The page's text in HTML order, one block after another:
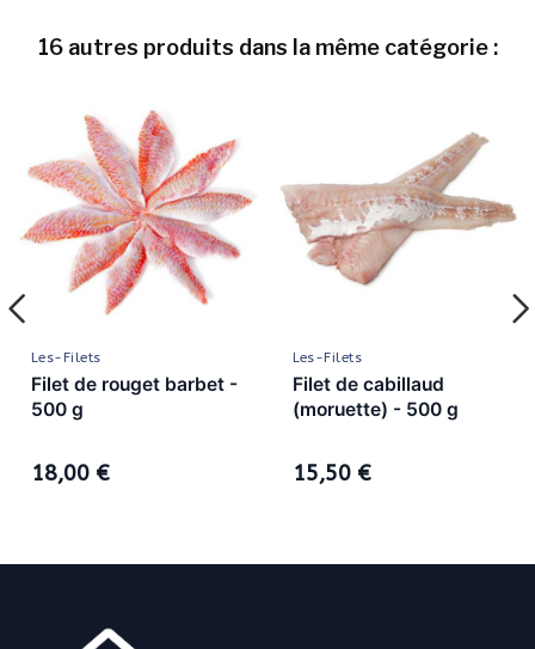
16 autres produits dans la même catégorie :
Les-Filets
Filet de rouget barbet -
500 g
18,00 €
Les-Filets
Filet de cabillaud
(moruette) - 500 g
15,50 €